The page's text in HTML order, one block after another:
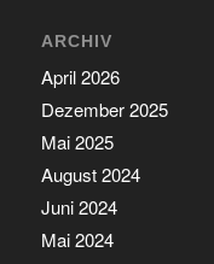
ARCHIV
April 2026
Dezember 2025
Mai 2025
August 2024
Juni 2024
Mai 2024